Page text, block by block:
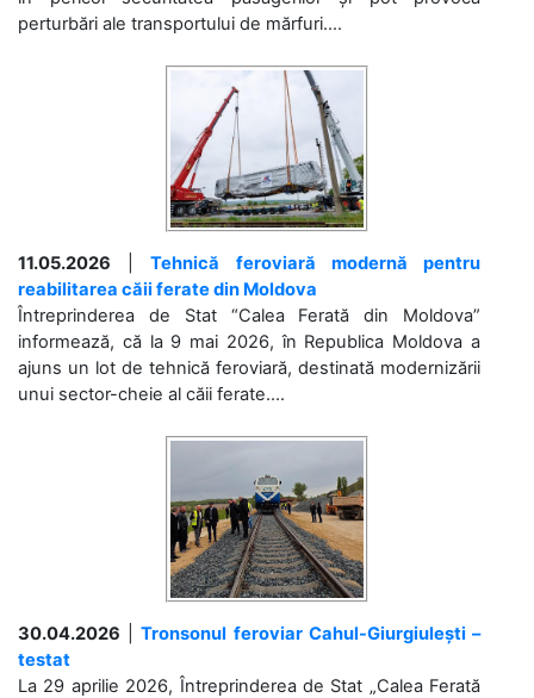
perturbări ale transportului de mărfuri....
11.05.2026 |Tehnică feroviară modernă pentru
reabilitarea căii ferate din Moldova
Întreprinderea de Stat “Calea Ferată din Moldova”
informează, că la 9 mai 2026, în Republica Moldova a
ajuns un lot de tehnică feroviară, destinată modernizării
unui sector-cheie al căii ferate....
30.04.2026 |Tronsonul feroviar Cahul-Giurgiulești –
testat
La 29 aprilie 2026, Întreprinderea de Stat „Calea Ferată